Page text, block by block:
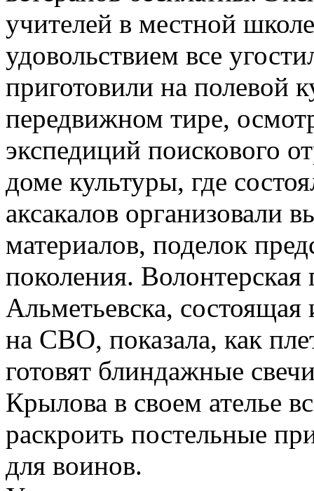
учителей в местной
удовольствием все
приготовили на полевой
передвижном тире,
экспедиций поискового
доме культуры, где
аксакалов организовали
материалов, поделок
поколения.
Альметьевска,
на СВО, показала, как
готовят блиндажные
Крылова в своем ателье
раскроить постельные
для воинов.